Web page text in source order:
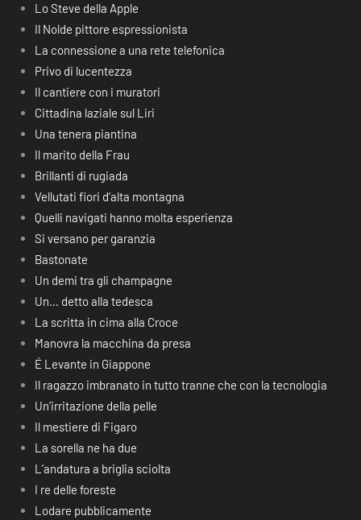
Lo Steve della Apple
Il Nolde pittore espressionista
La connessione a una rete telefonica
Privo di lucentezza
Il cantiere con i muratori
Cittadina laziale sul Liri
Una tenera piantina
Il marito della Frau
Brillanti di rugiada
Vellutati fiori d’alta montagna
Quelli navigati hanno molta esperienza
Si versano per garanzia
Bastonate
Un demi tra gli champagne
Un… detto alla tedesca
La scritta in cima alla Croce
Manovra la macchina da presa
É Levante in Giappone
Il ragazzo imbranato in tutto tranne che con la tecnologia
Un’irritazione della pelle
Il mestiere di Figaro
La sorella ne ha due
L’andatura a briglia sciolta
I re delle foreste
Lodare pubblicamente